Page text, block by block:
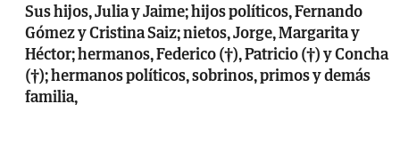
Sus hijos, Julia y Jaime; hijos políticos, Fernando
Gómez y Cristina Saiz; nietos, Jorge, Margarita y
Héctor; hermanos, Federico (†), Patricio (†) y Concha
(†); hermanos políticos, sobrinos, primos y demás
familia,